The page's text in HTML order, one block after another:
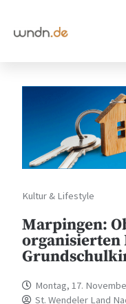
Kultur & Lifestyle
Marpingen:
organisierten
Montag, 17.
St. Wendeler Land